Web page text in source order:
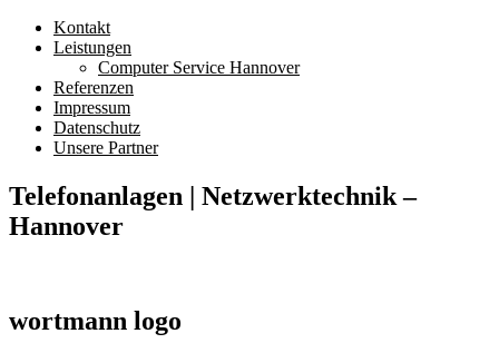
Kontakt
Leistungen
Computer Service Hannover
Referenzen
Impressum
Datenschutz
Unsere Partner
Telefonanlagen | Netzwerktechnik –
Hannover
wortmann logo